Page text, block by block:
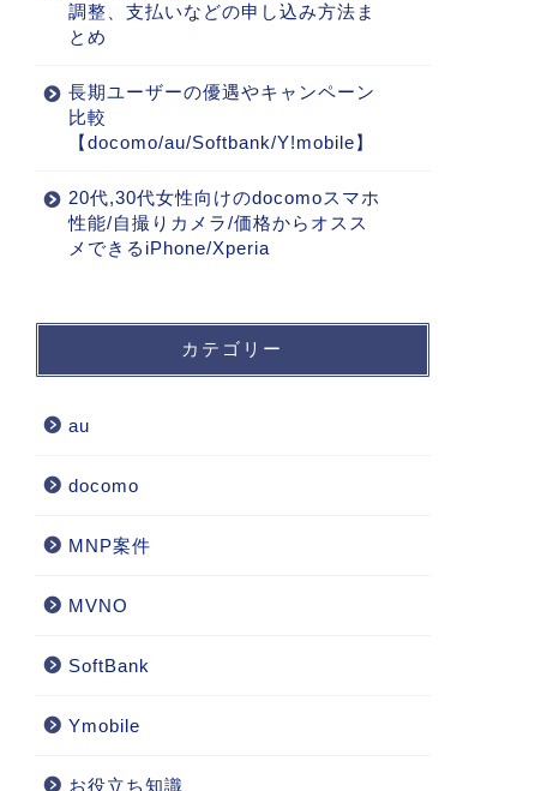
調整、支払いなどの申し込み方法ま
とめ
長期ユーザーの優遇やキャンペーン
比較
【docomo/au/Softbank/Y!mobile】
20代,30代女性向けのdocomoスマホ
性能/自撮りカメラ/価格からオスス
メできるiPhone/Xperia
カテゴリー
au
docomo
MNP案件
MVNO
SoftBank
Ymobile
お役立ち知識